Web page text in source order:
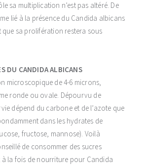
sa multiplication n’est pas altéré. De
lié à la présence du Candida albicans
que sa prolifération restera sous
DU CANDIDA ALBICANS
microscopique de 4-6 microns,
ronde ou ovale. Dépourvu de
dépend du carbone et de l’azote que
dans les hydrates de
fructose, mannose). Voilà
de consommer des sucres
à la fois de nourriture pour Candida